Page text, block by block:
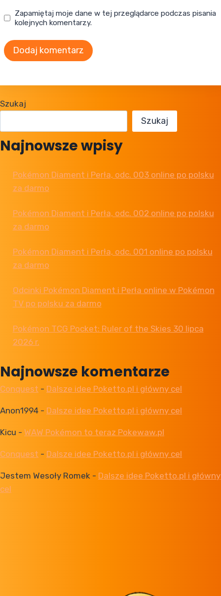
Zapamiętaj moje dane w tej przeglądarce podczas pisania
kolejnych komentarzy.
Szukaj
Szukaj
Najnowsze wpisy
Pokémon Diament i Perła, odc. 003 online po polsku
za darmo
Pokémon Diament i Perła, odc. 002 online po polsku
za darmo
Pokémon Diament i Perła, odc. 001 online po polsku
za darmo
Odcinki Pokémon Diament i Perła online w Pokémon
TV po polsku za darmo
Pokémon TCG Pocket: Ruler of the Skies 30 lipca
2026 r.
Najnowsze komentarze
Conquest - Dalsze idee Poketto.pl i główny cel
Anon1994 - Dalsze idee Poketto.pl i główny cel
Kicu - WAW Pokémon to teraz Pokewaw.pl
Conquest - Dalsze idee Poketto.pl i główny cel
Jestem Wesoły Romek - Dalsze idee Poketto.pl i główny
cel